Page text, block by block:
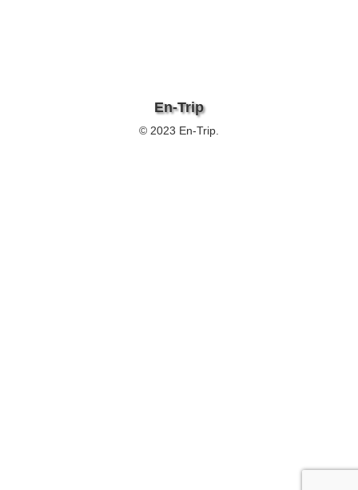
En-Trip
© 2023 En-Trip.